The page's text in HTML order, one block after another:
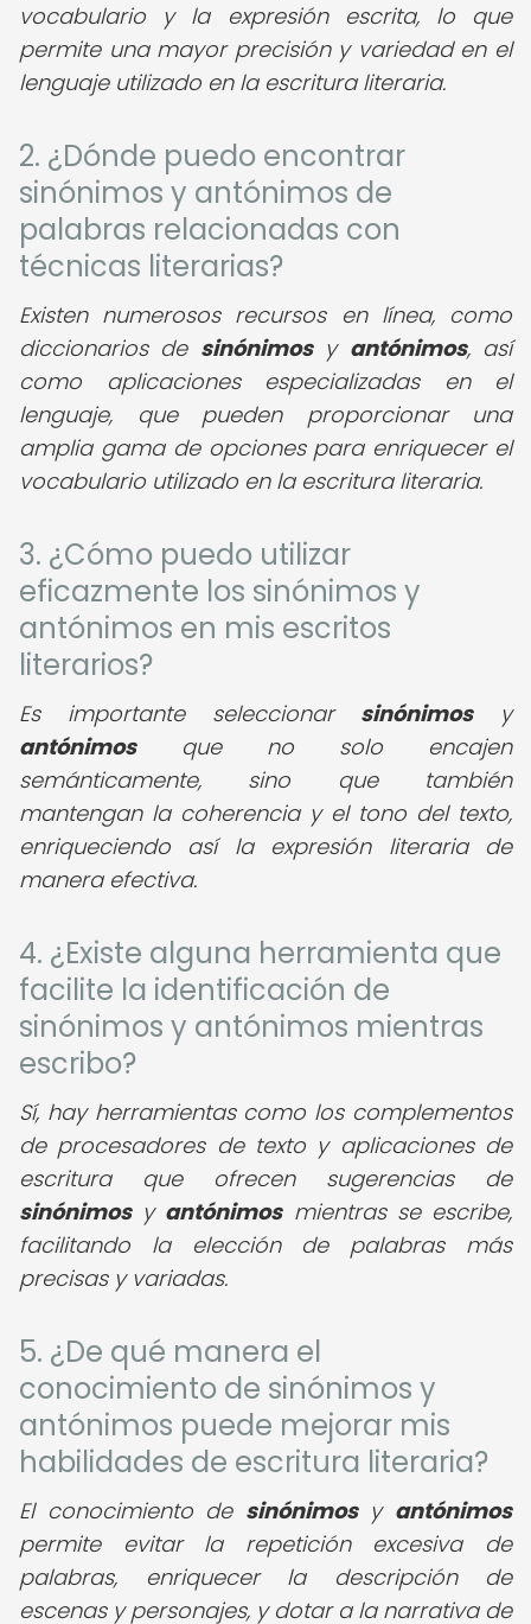
vocabulario y la expresión escrita, lo que
permite una mayor precisión y variedad en el
lenguaje utilizado en la escritura literaria.
2. ¿Dónde puedo encontrar
sinónimos y antónimos de
palabras relacionadas con
técnicas literarias?
Existen numerosos recursos en línea, como
diccionarios de sinónimosy antónimos, así
como aplicaciones especializadas en el
lenguaje, que pueden proporcionar una
amplia gama de opciones para enriquecer el
vocabulario utilizado en la escritura literaria.
3. ¿Cómo puedo utilizar
eficazmente los sinónimos y
antónimos en mis escritos
literarios?
Es importante seleccionar sinónimosy
antónimosque no solo encajen
semánticamente, sino que también
mantengan la coherencia y el tono del texto,
enriqueciendo así la expresión literaria de
manera efectiva.
4. ¿Existe alguna herramienta que
facilite la identificación de
sinónimos y antónimos mientras
escribo?
Sí, hay herramientas como los complementos
de procesadores de texto y aplicaciones de
escritura que ofrecen sugerencias de
sinónimosy antónimosmientras se escribe,
facilitando la elección de palabras más
precisas y variadas.
5. ¿De qué manera el
conocimiento de sinónimos y
antónimos puede mejorar mis
habilidades de escritura literaria?
El conocimiento de sinónimosy antónimos
permite evitar la repetición excesiva de
palabras, enriquecer la descripción de
escenas y personajes, y dotar a la narrativa de